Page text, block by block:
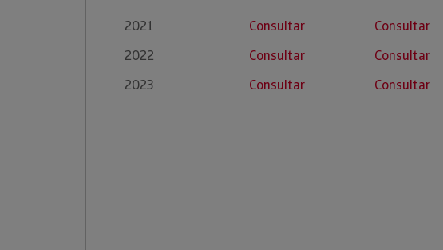
2021
Consultar
Consultar
2022
Consultar
Consultar
2023
Consultar Consultar